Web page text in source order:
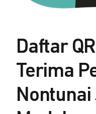
Daftar
Terima
Nontunai